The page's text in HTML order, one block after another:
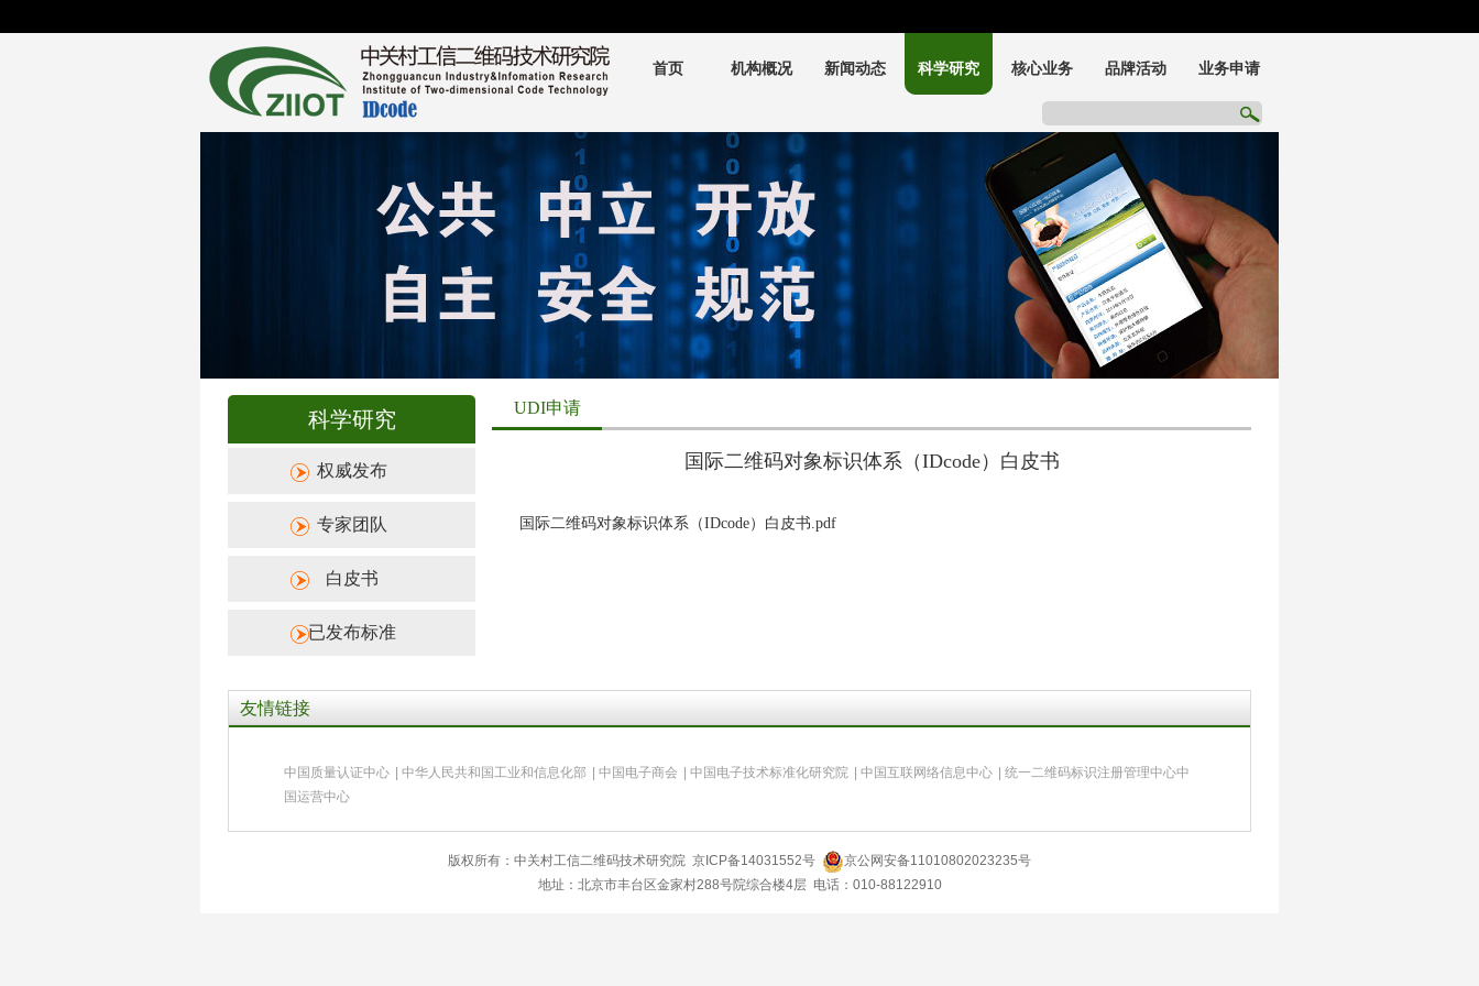
首页 机构概况 新闻动态 科学研究 核心业务 品牌活动 业务申请
化妆品电子标签服务
科学研究
权威发布
专家团队
白皮书
已发布标准
UDI申请
国际二维码对象标识体系（IDcode）白皮书
国际二维码对象标识体系（IDcode）白皮书.pdf
友情链接
中国质量认证中心 中华人民共和国工业和信息化部 中国电子商会 中国电子技术标准化研究院 中国互联网络信息中心
统一二维码标识注册管理中心中
国运营中心
版权所有：中关村工信二维码技术研究院 京ICP备14031552号
京公网安备11010802023235号
地址：北京市丰台区金家村288号院综合楼4层 电话：010-88122910